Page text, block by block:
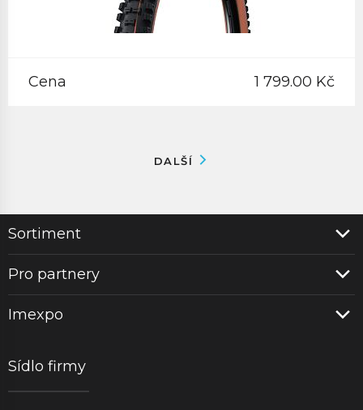
Cena 1 799.00 Kč
DALŠÍ
Sortiment
Pro partnery
Imexpo
Sídlo firmy